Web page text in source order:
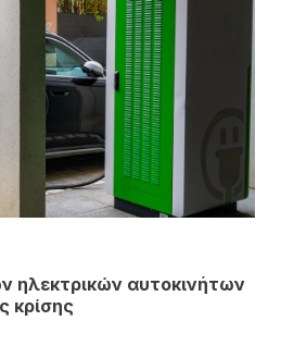
ηλεκτρικών αυτοκινήτων
κρίσης